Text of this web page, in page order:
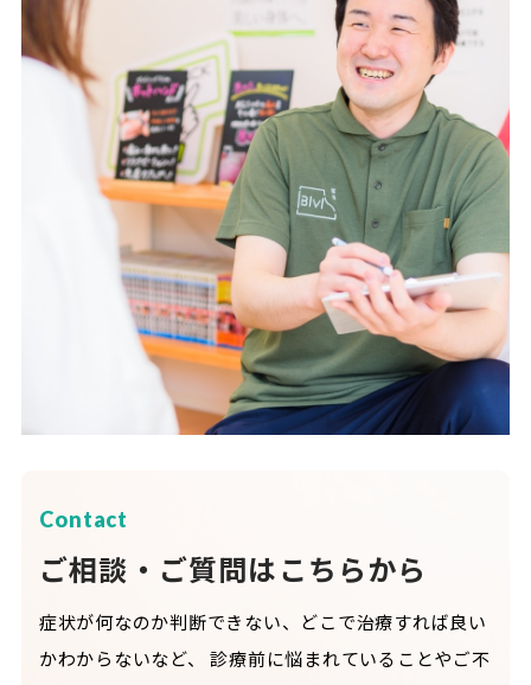
Contact
ご相談・ご質問はこちらから
症状が何なのか判断できない、どこで治療すれば良い
かわからないなど、
診療前に悩まれていることやご不